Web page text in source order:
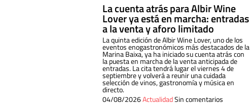
La cuenta atrás para Albir Wine
Lover ya está en marcha: entradas
a la venta y aforo limitado
La quinta edición de Albir Wine Lover, uno de los
eventos enogastronómicos más destacados de la
Marina Baixa, ya ha iniciado su cuenta atrás con
la puesta en marcha de la venta anticipada de
entradas. La cita tendrá lugar el viernes 4 de
septiembre y volverá a reunir una cuidada
selección de vinos, gastronomía y música en
directo.
04/08/2026ActualidadSin comentarios